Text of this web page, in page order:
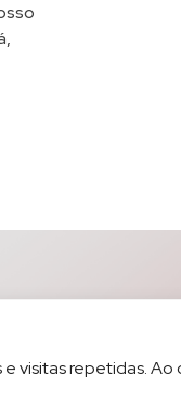
visitas repetidas. Ao